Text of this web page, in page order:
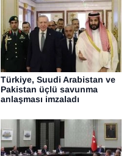
Türkiye, Suudi Arabistan ve
Pakistan üçlü savunma
anlaşması imzaladı